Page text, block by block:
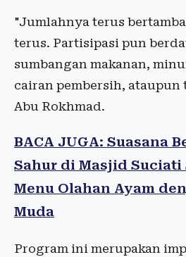
"Jumlahnya terus
terus. Partisipasi pun
sumbangan makanan,
cairan pembersih, ataupun
Abu Rokhmad.
BACA JUGA: Suasana
Sahur di Masjid Suciati
Menu Olahan Ayam
Muda
Program ini merupakan